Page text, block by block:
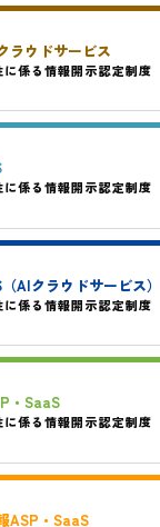
ラウドサービス
に係る情報開示認定制度
に係る情報開示認定制度
AIクラウドサービス）
に係る情報開示認定制度
・SaaS
に係る情報開示認定制度
ASP・SaaS